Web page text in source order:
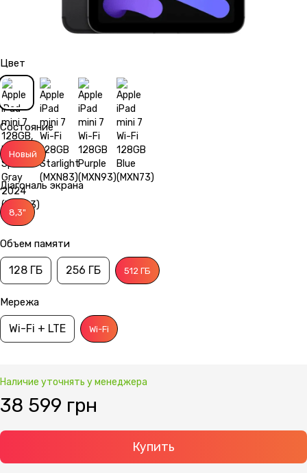
Цвет
Состояние
Новый
Діагональ экрана
8,3"
Объем памяти
128 ГБ 256 ГБ 512 ГБ
Мережа
Wi-Fi + LTE Wi-Fi
Наличие уточнять у менеджера
38 599 грн
Купить